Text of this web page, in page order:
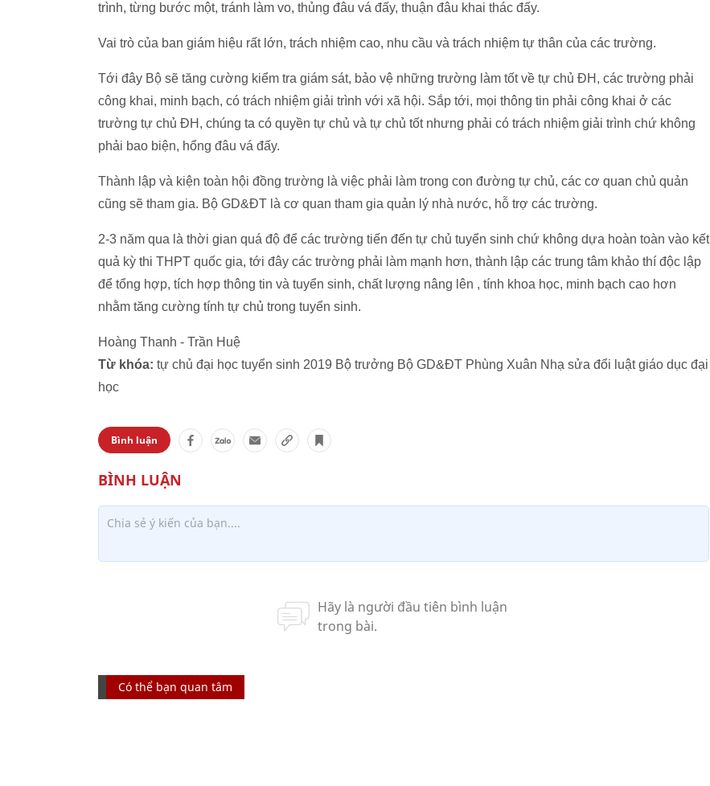
trình, từng bước một, tránh làm vo, thủng đâu vá đấy, thuận đâu khai thác đấy.
Vai trò của ban giám hiệu rất lớn, trách nhiệm cao, nhu cầu và trách nhiệm tự thân của các trường.
Tới đây Bộ sẽ tăng cường kiểm tra giám sát, bảo vệ những trường làm tốt về tự chủ ĐH, các trường phải
công khai, minh bạch, có trách nhiệm giải trình với xã hội. Sắp tới, mọi thông tin phải công khai ở các
trường tự chủ ĐH, chúng ta có quyền tự chủ và tự chủ tốt nhưng phải có trách nhiệm giải trình chứ không
phải bao biện, hổng đâu vá đấy.
Thành lập và kiện toàn hội đồng trường là việc phải làm trong con đường tự chủ, các cơ quan chủ quản
cũng sẽ tham gia. Bộ GD&ĐT là cơ quan tham gia quản lý nhà nước, hỗ trợ các trường.
2-3 năm qua là thời gian quá độ để các trường tiến đến tự chủ tuyển sinh chứ không dựa hoàn toàn vào kết
quả kỳ thi THPT quốc gia, tới đây các trường phải làm mạnh hơn, thành lập các trung tâm khảo thí độc lập
để tổng hợp, tích hợp thông tin và tuyển sinh, chất lượng nâng lên , tính khoa học, minh bạch cao hơn
nhằm tăng cường tính tự chủ trong tuyển sinh.
Hoàng Thanh - Trần Huệ
Từ khóa: tự chủ đại học tuyển sinh 2019 Bộ trưởng Bộ GD&ĐT Phùng Xuân Nhạ sửa đổi luật giáo dục đại
học
Bình luận
Có thể bạn quan tâm